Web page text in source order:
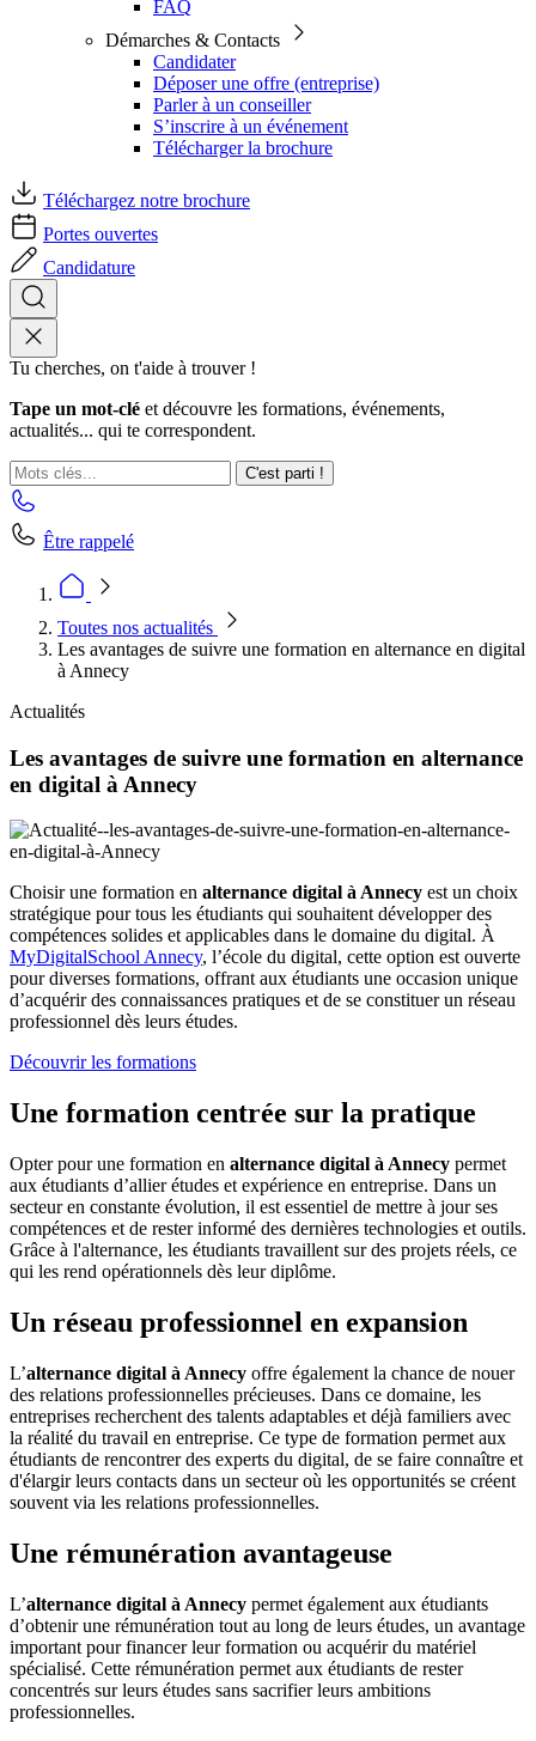
FAQ
Démarches & Contacts
Candidater
Déposer une offre (entreprise)
Parler à un conseiller
S’inscrire à un événement
Télécharger la brochure
Téléchargez notre brochure
Portes ouvertes
Candidature
Tu cherches, on t'aide à trouver !
Tape un mot-clé et découvre les formations, événements,
actualités... qui te correspondent.
C'est parti !
Être rappelé
Toutes nos actualités
Les avantages de suivre une formation en alternance en digital
à Annecy
Actualités
Les avantages de suivre une formation en alternance
en digital à Annecy
Choisir une formation en alternance digital à Annecy est un choix
stratégique pour tous les étudiants qui souhaitent développer des
compétences solides et applicables dans le domaine du digital. À
MyDigitalSchool Annecy, l’école du digital, cette option est ouverte
pour diverses formations, offrant aux étudiants une occasion unique
d’acquérir des connaissances pratiques et de se constituer un réseau
professionnel dès leurs études.
Découvrir les formations
Une formation centrée sur la pratique
Opter pour une formation en alternance digital à Annecy permet
aux étudiants d’allier études et expérience en entreprise. Dans un
secteur en constante évolution, il est essentiel de mettre à jour ses
compétences et de rester informé des dernières technologies et outils.
Grâce à l'alternance, les étudiants travaillent sur des projets réels, ce
qui les rend opérationnels dès leur diplôme.
Un réseau professionnel en expansion
L’alternance digital à Annecy offre également la chance de nouer
des relations professionnelles précieuses. Dans ce domaine, les
entreprises recherchent des talents adaptables et déjà familiers avec
la réalité du travail en entreprise. Ce type de formation permet aux
étudiants de rencontrer des experts du digital, de se faire connaître et
d'élargir leurs contacts dans un secteur où les opportunités se créent
souvent via les relations professionnelles.
Une rémunération avantageuse
L’alternance digital à Annecy permet également aux étudiants
d’obtenir une rémunération tout au long de leurs études, un avantage
important pour financer leur formation ou acquérir du matériel
spécialisé. Cette rémunération permet aux étudiants de rester
concentrés sur leurs études sans sacrifier leurs ambitions
professionnelles.